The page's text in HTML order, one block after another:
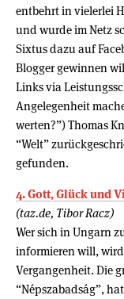
entbehrt in vielerlei
und wurde im Netz
Sixtus dazu auf
Blogger gewinnen
Links via
Angelegenheit
werten?”) Thomas
“Welt”
gefunden.
4. Gott, Glück und
(taz.de, Tibor Racz)
Wer sich in Ungarn
informieren will, wird
Vergangenheit. Die
“Népszabadság”,